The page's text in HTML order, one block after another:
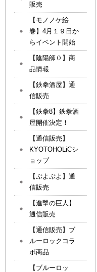
販売
【モノノケ絵
巻】4月１９日か
らイベント開始
【陰陽師０】商
品情報
【鉄拳酒屋】通
信販売
【鉄拳8】鉄拳酒
屋開催決定！
【通信販売】
KYOTOHOLiCシ
ョップ
【ぷよぷよ】通
信販売
【進撃の巨人】
通信販売
【通信販売】ブ
ルーロックコラ
ボ商品
【ブルーロッ